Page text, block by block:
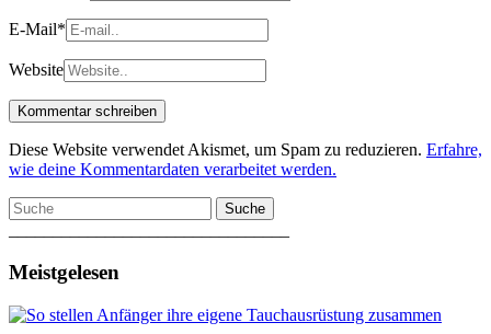
E-Mail*
Website
Diese Website verwendet Akismet, um Spam zu reduzieren. Erfahre,
wie deine Kommentardaten verarbeitet werden.
Suche
Meistgelesen